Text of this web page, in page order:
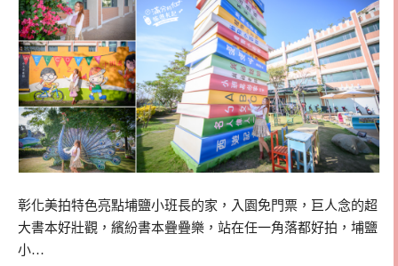
彰化美拍特色亮點埔鹽小班長的家，入園免門票，巨人念的超
大書本好壯觀，繽紛書本疊疊樂，站在任一角落都好拍，埔鹽
小…